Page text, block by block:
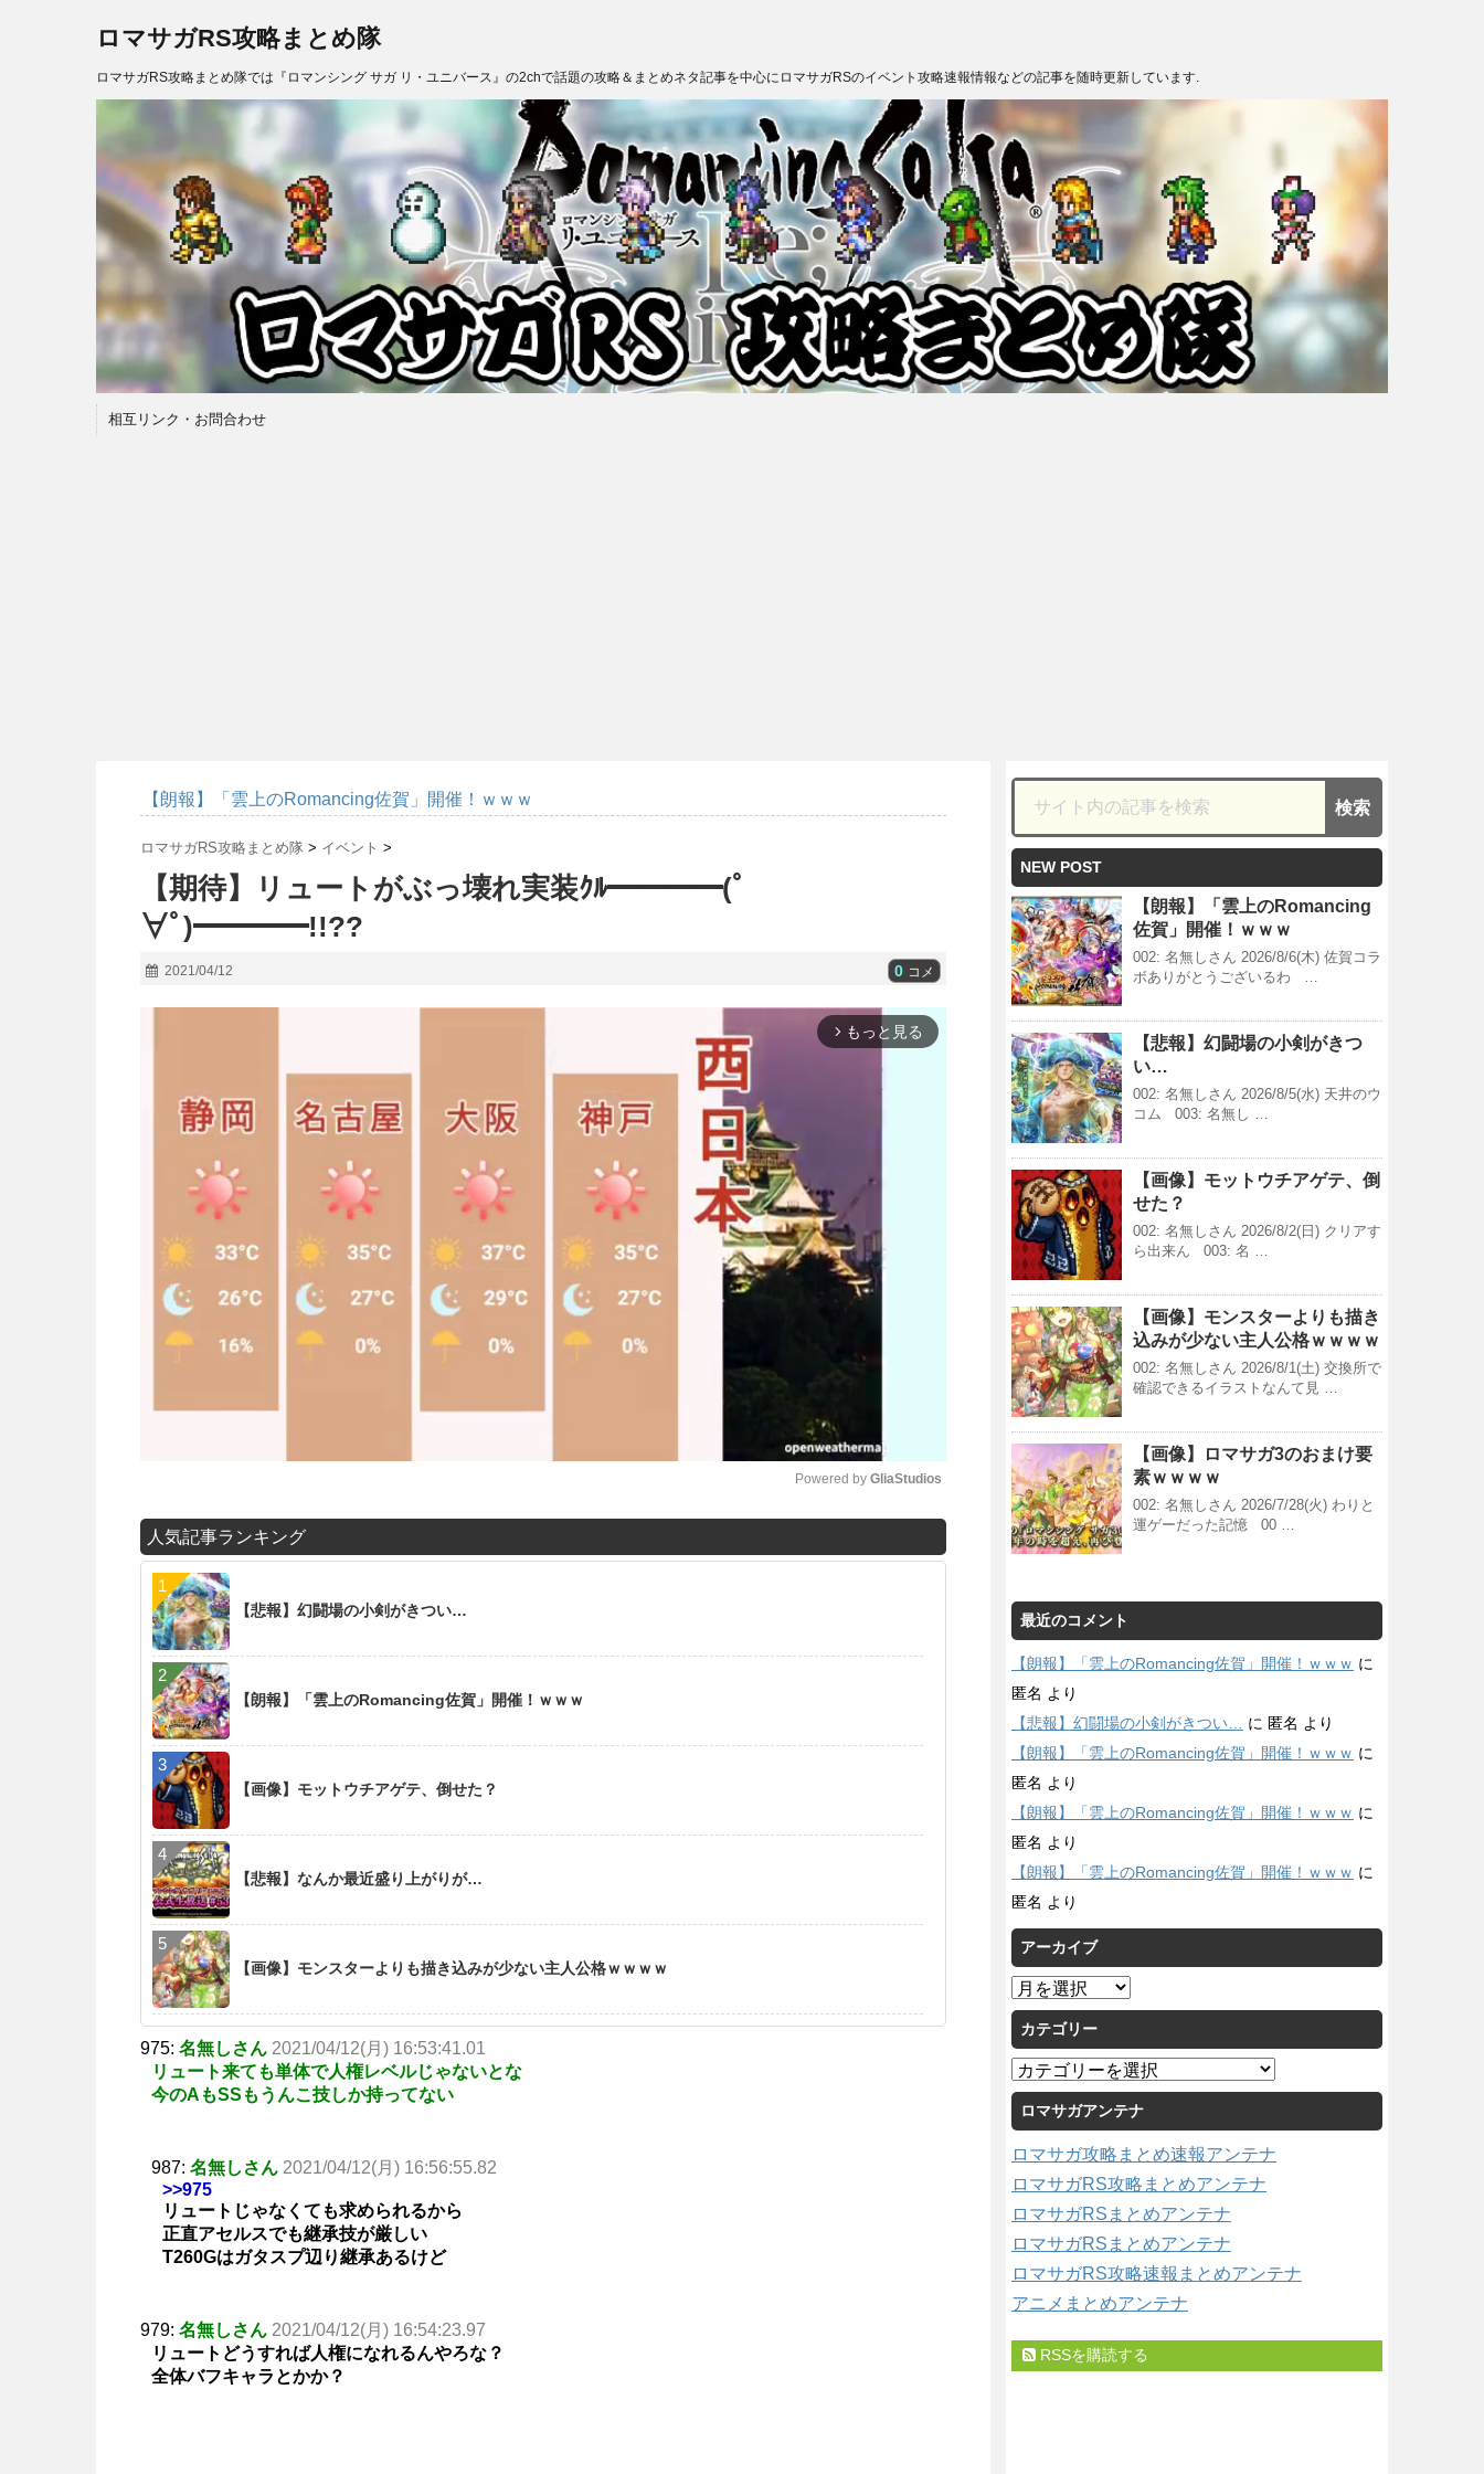
ロマサガRS攻略まとめ隊
ロマサガRS攻略まとめ隊では『ロマンシング サガ リ・ユニバース』の2chで話題の攻略＆まとめネタ記事を中心にロマサガRSのイベント攻略速報情報などの記事を随時更新しています.
相互リンク・お問合わせ
【朗報】「雲上のRomancing佐賀」開催！ｗｗｗ
ロマサガRS攻略まとめ隊 > イベント >
【期待】リュートがぶっ壊れ実装ｸﾙ━━━━(ﾟ
∀ﾟ)━━━━!!??
2021/04/12 0 コメ
arrow_forward_ios もっと見る
Powered by GliaStudios
人気記事ランキング
【悲報】幻闘場の小剣がきつい…
【朗報】「雲上のRomancing佐賀」開催！ｗｗｗ
【画像】モットウチアゲテ、倒せた？
【悲報】なんか最近盛り上がりが…
【画像】モンスターよりも描き込みが少ない主人公格ｗｗｗｗ
975: 名無しさん 2021/04/12(月) 16:53:41.01
リュート来ても単体で人権レベルじゃないとな
今のAもSSもうんこ技しか持ってない
987: 名無しさん 2021/04/12(月) 16:56:55.82
>>975
リュートじゃなくても求められるから
正直アセルスでも継承技が厳しい
T260Gはガタスプ辺り継承あるけど
979: 名無しさん 2021/04/12(月) 16:54:23.97
リュートどうすれば人権になれるんやろな？
全体バフキャラとかか？
NEW POST
【朗報】「雲上のRomancing
佐賀」開催！ｗｗｗ
002: 名無しさん 2026/8/6(木) 佐賀コラ
ボありがとうございるわ …
【悲報】幻闘場の小剣がきつ
い…
002: 名無しさん 2026/8/5(水) 天井のウ
コム 003: 名無し …
【画像】モットウチアゲテ、倒
せた？
002: 名無しさん 2026/8/2(日) クリアす
ら出来ん 003: 名 …
【画像】モンスターよりも描き
込みが少ない主人公格ｗｗｗｗ
002: 名無しさん 2026/8/1(土) 交換所で
確認できるイラストなんて見 …
【画像】ロマサガ3のおまけ要
素ｗｗｗｗ
002: 名無しさん 2026/7/28(火) わりと
運ゲーだった記憶 00 …
最近のコメント
【朗報】「雲上のRomancing佐賀」開催！ｗｗｗ に
匿名 より
【悲報】幻闘場の小剣がきつい…
に 匿名 より
【朗報】「雲上のRomancing佐賀」開催！ｗｗｗ に
匿名 より
【朗報】「雲上のRomancing佐賀」開催！ｗｗｗ に
匿名 より
【朗報】「雲上のRomancing佐賀」開催！ｗｗｗ に
匿名 より
アーカイブ
ア
ー
カ
イ
ブ
カテゴリー
カ
テ
ゴ
リ
ー
ロマサガアンテナ
ロマサガ攻略まとめ速報アンテナ
ロマサガRS攻略まとめアンテナ
ロマサガRSまとめアンテナ
ロマサガRSまとめアンテナ
ロマサガRS攻略速報まとめアンテナ
アニメまとめアンテナ
RSSを購読する